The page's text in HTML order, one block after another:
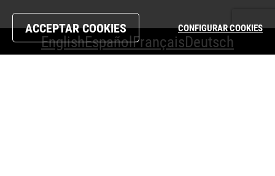
EnglishEspañolFrançaisDeutsch
ACCEPTAR COOKIES CONFIGURAR COOKIES